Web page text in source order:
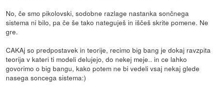
No, če smo pikolovski, sodobne razlage nastanka sončnega
sistema ni bilo, pa če še tako nateguješ in iščeš skrite pomene. Ne
gre.
CAKAj so predpostavek in teorije, recimo big bang je dokaj ravzpita
teorija v kateri ti modeli delujejo, do nekej meje.. in ce lahko
govorimo o big bangu, kako potem ne bi vedeli vsaj nekaj glede
nasega soncega sistema:)